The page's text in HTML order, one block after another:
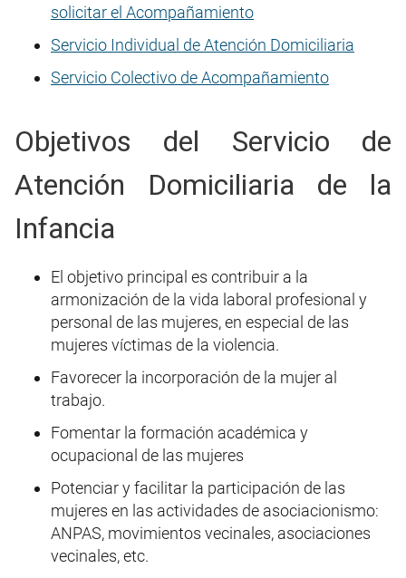
solicitar el Acompañamiento
Servicio Individual de Atención Domiciliaria
Servicio Colectivo de Acompañamiento
Objetivos del Servicio de
Atención Domiciliaria de la
Infancia
El objetivo principal es contribuir a la
armonización de la vida laboral profesional y
personal de las mujeres, en especial de las
mujeres víctimas de la violencia.
Favorecer la incorporación de la mujer al
trabajo.
Fomentar la formación académica y
ocupacional de las mujeres
Potenciar y facilitar la participación de las
mujeres en las actividades de asociacionismo:
ANPAS, movimientos vecinales, asociaciones
vecinales, etc.